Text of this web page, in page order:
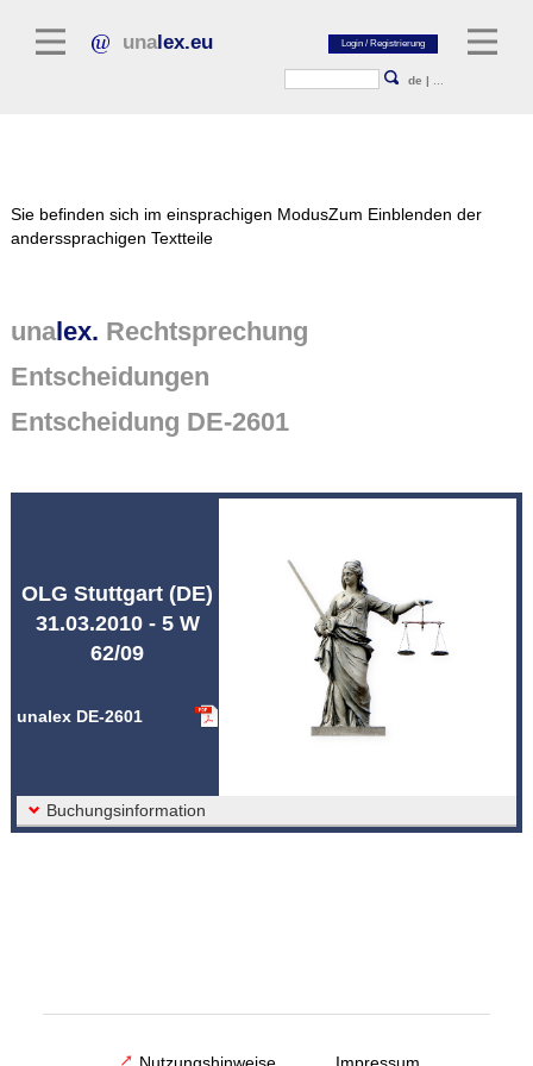
unalex.eu
de |
Normtexte
Rechtsprechung
Sie befinden sich im einsprachigen ModusZum Einblenden der
anderssprachigen Textteile
unalex. Rechtsprechung
Entscheidungen
Entscheidung DE-2601
OLG Stuttgart (DE)
31.03.2010 - 5 W
62/09
unalex DE-2601
Buchungsinformation
Nutzungshinweise Impressum